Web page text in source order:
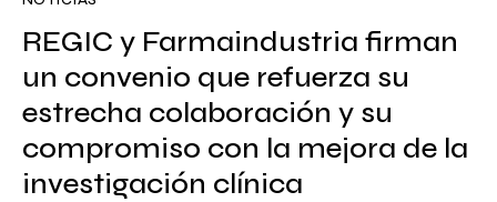
REGIC y Farmaindustria firman
un convenio que refuerza su
estrecha colaboración y su
compromiso con la mejora de la
investigación clínica